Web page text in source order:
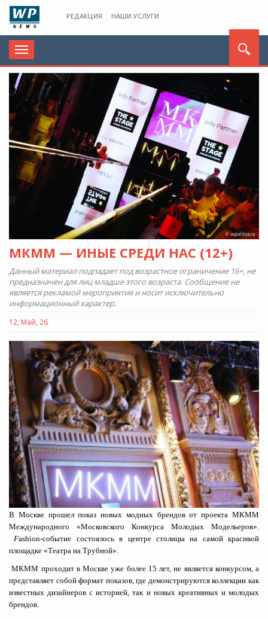
РЕДАКЦИЯ НАШИ УСЛУГИ
Toggle
navigation
МКММ — ИНЫЕ СРЕДИ НАС (12+)
Данный материал подпадает под возрастное ограничение 16+, не
предназначен для лиц младше этого возраста. Сообщение не
является рекламой мероприятия и носит исключительно
информационный характер.
12, Май, 26
В Москве прошел показ новых модных брендов от проекта МКММ
Международного «Московского Конкурса Молодых Модельеров».
Fashion-событие состоялось в центре столицы на самой красивой
площадке «Театра на Трубной».
МКММ проходит в Москве уже более 15 лет, не является конкурсом, а
представляет собой формат показов, где демонстрируются коллекции как
известных дизайнеров с историей, так и новых креативных и молодых
брендов.